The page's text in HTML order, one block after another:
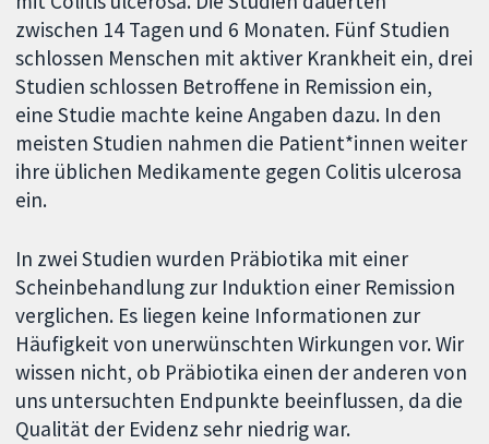
zwischen 14 Tagen und 6 Monaten. Fünf Studien
schlossen Menschen mit aktiver Krankheit ein, drei
Studien schlossen Betroffene in Remission ein,
eine Studie machte keine Angaben dazu. In den
meisten Studien nahmen die Patient*innen weiter
ihre üblichen Medikamente gegen Colitis ulcerosa
ein.
In zwei Studien wurden Präbiotika mit einer
Scheinbehandlung zur Induktion einer Remission
verglichen. Es liegen keine Informationen zur
Häufigkeit von unerwünschten Wirkungen vor. Wir
wissen nicht, ob Präbiotika einen der anderen von
uns untersuchten Endpunkte beeinflussen, da die
Qualität der Evidenz sehr niedrig war.